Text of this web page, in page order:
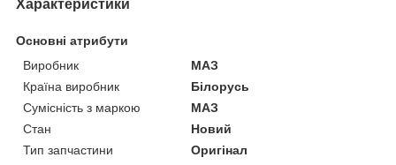
Характеристики
Основні атрибути
Виробник
МАЗ
Країна виробник
Білорусь
Сумісність з маркою
МАЗ
Стан
Новий
Тип запчастини
Оригінал